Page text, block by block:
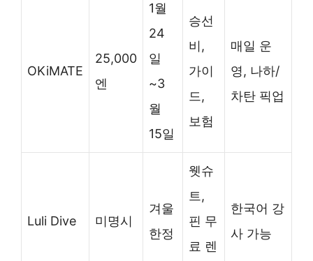
OKiMATE
25,000
엔
1월
24
일
~3
월
15일
승선
비,
가이
드,
보험
매일 운
영, 나하/
차탄 픽업
Luli Dive 미명시
겨울
한정
웻슈
트,
핀 무
료 렌
한국어 강
사 가능